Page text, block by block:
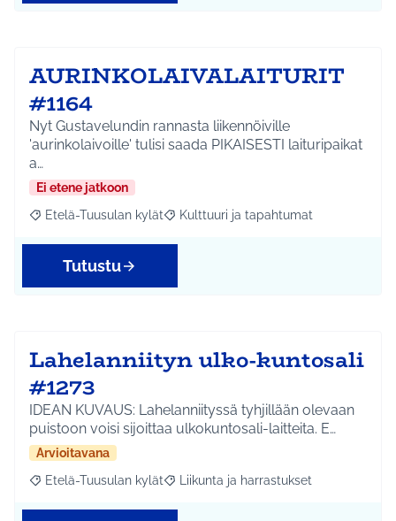
AURINKOLAIVALAITURIT
#1164
Nyt Gustavelundin rannasta liikennöiville
'aurinkolaivoille' tulisi saada PIKAISESTI laituripaikat
a…
Ei etene jatkoon
Rajaa tulokset aihepiirin mukaan: Etelä-Tuusulan kylät
Etelä-Tuusulan kylät Rajaa tulokset teeman mukaan:
Kulttuuri ja tapahtumat
Tutustu
Lahelanniityn ulko-kuntosali
#1273
IDEAN KUVAUS: Lahelanniityssä tyhjillään olevaan
puistoon voisi sijoittaa ulkokuntosali-laitteita. E…
Arvioitavana
Rajaa tulokset aihepiirin mukaan: Etelä-Tuusulan kylät
Etelä-Tuusulan kylät Rajaa tulokset teeman mukaan:
Liikunta ja harrastukset